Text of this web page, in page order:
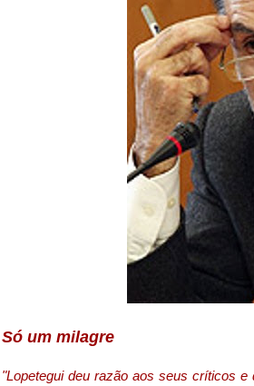
Só um milagre
"Lopetegui deu razão aos seus críticos